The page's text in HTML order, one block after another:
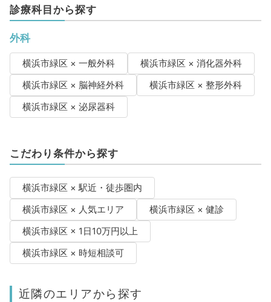
診療科目から探す
外科
横浜市緑区 × 一般外科
横浜市緑区 × 消化器外科
横浜市緑区 × 脳神経外科
横浜市緑区 × 整形外科
横浜市緑区 × 泌尿器科
こだわり条件から探す
横浜市緑区 × 駅近・徒歩圏内
横浜市緑区 × 人気エリア
横浜市緑区 × 健診
横浜市緑区 × 1日10万円以上
横浜市緑区 × 時短相談可
近隣のエリアから探す